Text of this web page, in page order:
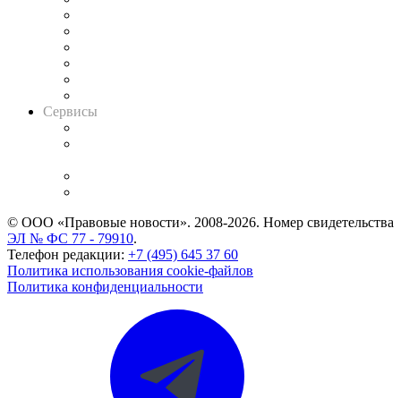
Сервисы
© ООО «Правовые новости». 2008-2026. Номер свидетельства
ЭЛ № ФС 77 - 79910.
Телефон редакции: +7 (495) 645 37 60
Политика использования cookie-файлов
Политика конфиденциальности